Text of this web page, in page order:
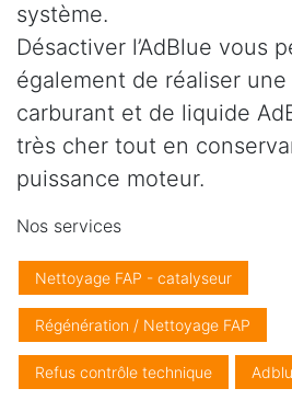
système.
Désactiver l’AdBlue vous
également de réaliser
carburant et de liquide
très cher tout en
puissance moteur.
Nos services
Nettoyage FAP - catalyseur
Régénération / Nettoyage FAP
Refus contrôle technique